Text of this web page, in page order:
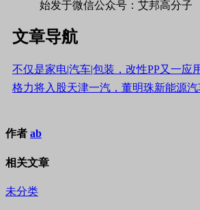
始发于微信公众号：艾邦高分子
文章导航
不仅是家电|汽车|包装，改性PP又一应
格力将入股天津一汽，董明珠新能源
作者 ab
相关文章
未分类